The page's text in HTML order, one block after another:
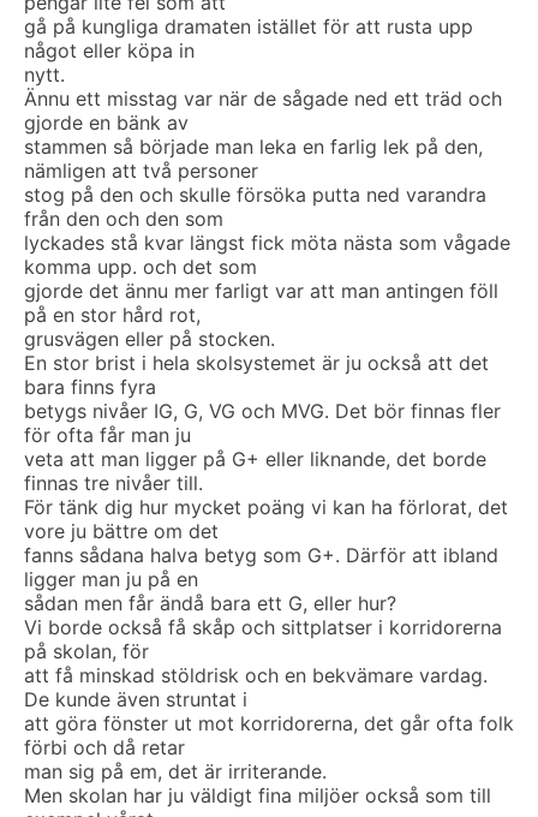
gå på kungliga dramaten istället för att rusta upp
något eller köpa in
nytt.
Ännu ett misstag var när de sågade ned ett träd och
gjorde en bänk av
stammen så började man leka en farlig lek på den,
nämligen att två personer
stog på den och skulle försöka putta ned varandra
från den och den som
lyckades stå kvar längst fick möta nästa som vågade
komma upp. och det som
gjorde det ännu mer farligt var att man antingen föll
på en stor hård rot,
grusvägen eller på stocken.
En stor brist i hela skolsystemet är ju också att det
bara finns fyra
betygs nivåer IG, G, VG och MVG. Det bör finnas fler
för ofta får man ju
veta att man ligger på G+ eller liknande, det borde
finnas tre nivåer till.
För tänk dig hur mycket poäng vi kan ha förlorat, det
vore ju bättre om det
fanns sådana halva betyg som G+. Därför att ibland
ligger man ju på en
sådan men får ändå bara ett G, eller hur?
Vi borde också få skåp och sittplatser i korridorerna
på skolan, för
att få minskad stöldrisk och en bekvämare vardag.
De kunde även struntat i
att göra fönster ut mot korridorerna, det går ofta folk
förbi och då retar
man sig på em, det är irriterande.
Men skolan har ju väldigt fina miljöer också som till